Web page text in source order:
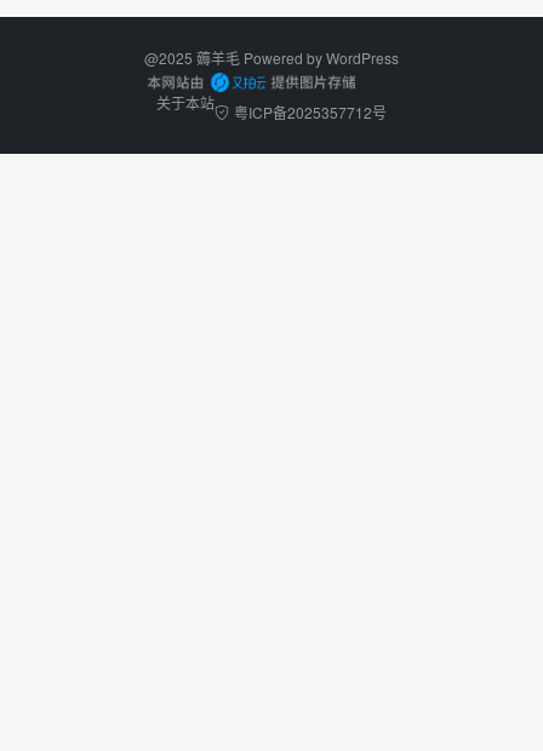
@2025 薅羊毛 Powered byWordPress
关于本站 粤ICP备2025357712号